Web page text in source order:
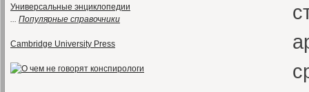
Универсальные энциклопедии
... Популярные справочники
Cambridge University Press